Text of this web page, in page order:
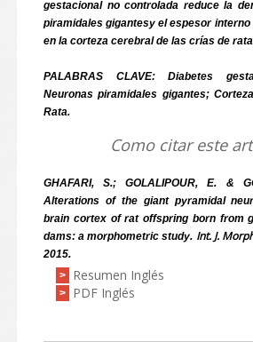
gestacional no controlada reduce la
piramidales gigantesy el espesor interno
en la corteza cerebral de las crías de
PALABRAS CLAVE: Diabetes
Neuronas piramidales gigantes;
Rata.
Como citar este
GHAFARI, S.; GOLALIPOUR, E. &
Alterations of the giant pyramidal
brain cortex of rat offspring born from
dams: a morphometric study. Int. J.
2015.
>
Resumen Inglés
> PDF Inglés